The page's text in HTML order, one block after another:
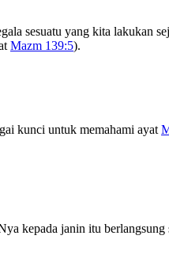
sesuatu yang kita lakukan
Mazm 139:5).
kunci untuk memahami ayat
kepada janin itu berlangsung